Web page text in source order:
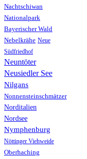
Nachtschiwan
Nationalpark
Bayerischer Wald
Nebelkrähe Neue
Südfriedhof
Neuntöter
Neusiedler See
Nilgans
Nonnensteinschmätzer
Norditalien
Nordsee
Nymphenburg
Nöttinger Viehweide
Oberhaching